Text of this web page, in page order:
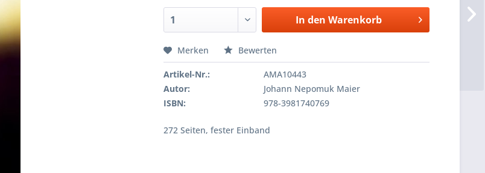
In den Warenkorb
Merken Bewerten
Artikel-Nr.:
AMA10443
Autor:
Johann Nepomuk Maier
ISBN:
978-3981740769
272 Seiten, fester Einband